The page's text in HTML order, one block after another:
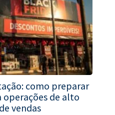
como preparar
operações de alto
vendas